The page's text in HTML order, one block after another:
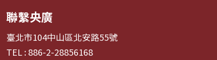
聯繫央廣
臺北市104中山區北安路55號
TEL : 886-2-28856168